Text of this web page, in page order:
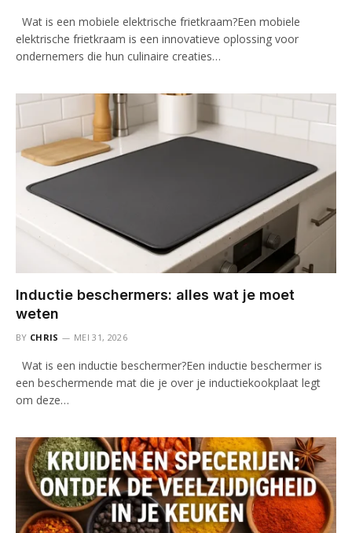
Wat is een mobiele elektrische frietkraam?Een mobiele
elektrische frietkraam is een innovatieve oplossing voor
ondernemers die hun culinaire creaties…
Inductie beschermers: alles wat je moet
weten
BY CHRIS MEI 31, 2026
Wat is een inductie beschermer?Een inductie beschermer is
een beschermende mat die je over je inductiekookplaat legt
om deze…